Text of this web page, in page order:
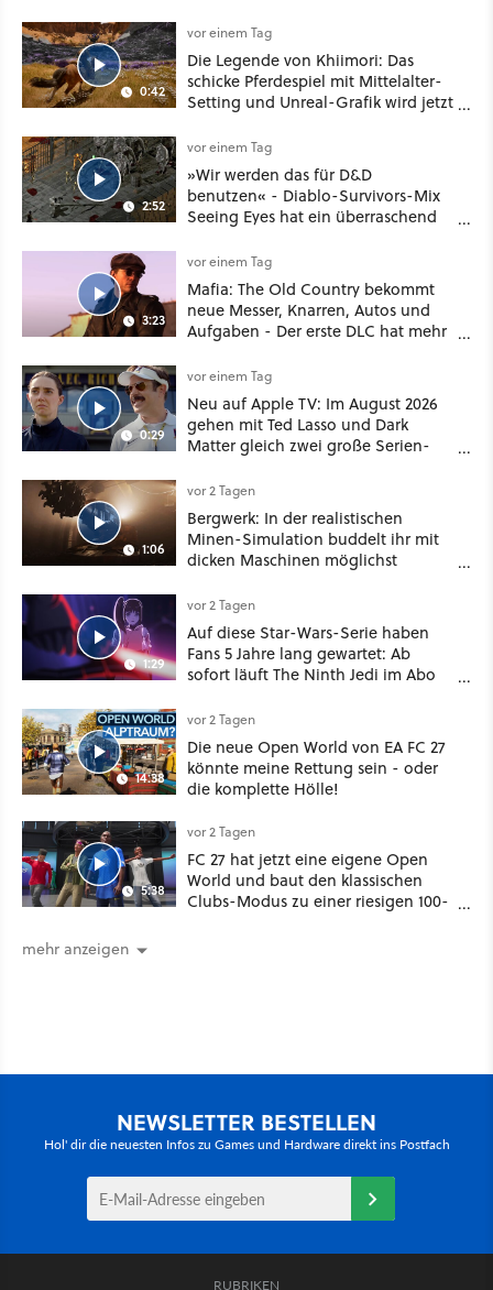
0:42
vor einem Tag
Die Legende von Khiimori: Das
schicke Pferdespiel mit Mittelalter-
Setting und Unreal-Grafik wird jetzt
2:52
vor einem Tag
»Wir werden das für D&D
benutzen« - Diablo-Survivors-Mix
Seeing Eyes hat ein überraschend
3:23
vor einem Tag
Mafia: The Old Country bekommt
neue Messer, Knarren, Autos und
Aufgaben - Der erste DLC hat mehr
0:29
vor einem Tag
Neu auf Apple TV: Im August 2026
gehen mit Ted Lasso und Dark
Matter gleich zwei große Serien-
1:06
vor 2 Tagen
Bergwerk: In der realistischen
Minen-Simulation buddelt ihr mit
dicken Maschinen möglichst
1:29
vor 2 Tagen
Auf diese Star-Wars-Serie haben
Fans 5 Jahre lang gewartet: Ab
sofort läuft The Ninth Jedi im Abo
14:38
vor 2 Tagen
Die neue Open World von EA FC 27
könnte meine Rettung sein - oder
die komplette Hölle!
5:38
vor 2 Tagen
FC 27 hat jetzt eine eigene Open
World und baut den klassischen
Clubs-Modus zu einer riesigen 100-
mehr anzeigen
NEWSLETTER BESTELLEN
Hol' dir die neuesten Infos zu Games und Hardware direkt ins Postfach
RUBRIKEN